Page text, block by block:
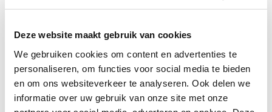
Deze website maakt gebruik van cookies
We gebruiken cookies om content en advertenties te
personaliseren, om functies voor social media te bieden
en om ons websiteverkeer te analyseren. Ook delen we
informatie over uw gebruik van onze site met onze
Lees meer